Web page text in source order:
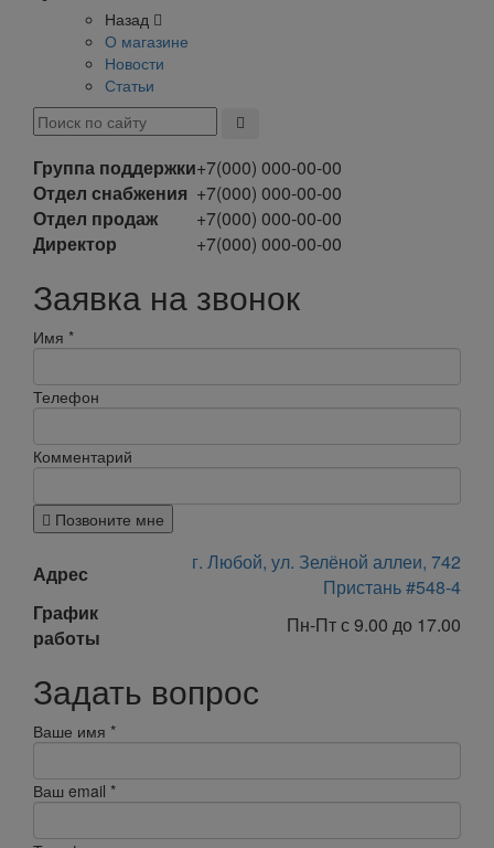
Назад
О магазине
Новости
Статьи
Группа поддержки+7(000) 000-00-00
Отдел снабжения +7(000) 000-00-00
Отдел продаж
+7(000) 000-00-00
Директор
+7(000) 000-00-00
Заявка на звонок
Имя *
Телефон
Комментарий
Позвоните мне
Адрес
г. Любой, ул. Зелёной аллеи, 742
Пристань #548-4
График
работы
Пн-Пт с 9.00 до 17.00
Задать вопрос
Ваше имя *
Ваш email *